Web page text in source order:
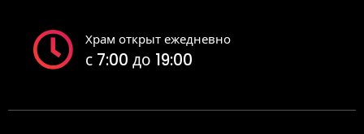
Храм открыт ежедневно
с 7:00 до 19:00